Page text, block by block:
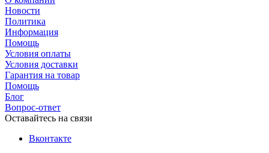
Новости
Политика
Информация
Помощь
Условия оплаты
Условия доставки
Гарантия на товар
Помощь
Блог
Вопрос-ответ
Оставайтесь на связи
Вконтакте